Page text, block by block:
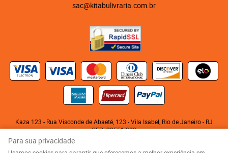
sac@kitabulivraria.com.br
Kaza 123 - Rua Visconde de Abaeté, 123 -Vila Isabel, Rio de Janeiro- RJ
CEP: 20551-080
KITABU LIVRARIA NEGRA E EDITORA LTDA
Para sua privacidade